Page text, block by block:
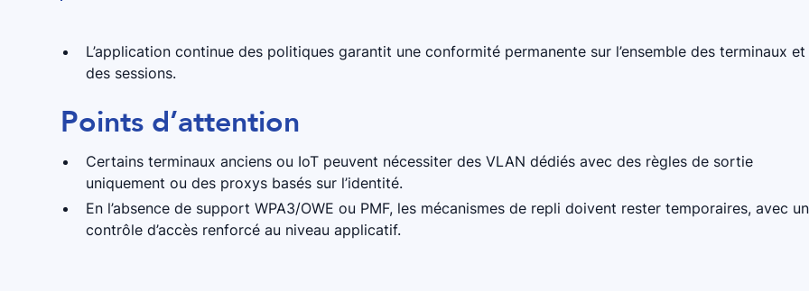
L’application continue des politiques garantit une conformité permanente sur l’ensemble des terminaux et
des sessions.
Points d’attention
Certains terminaux anciens ou IoT peuvent nécessiter des VLAN dédiés avec des règles de sortie
uniquement ou des proxys basés sur l’identité.
En l’absence de support WPA3/OWE ou PMF, les mécanismes de repli doivent rester temporaires, avec un
contrôle d’accès renforcé au niveau applicatif.